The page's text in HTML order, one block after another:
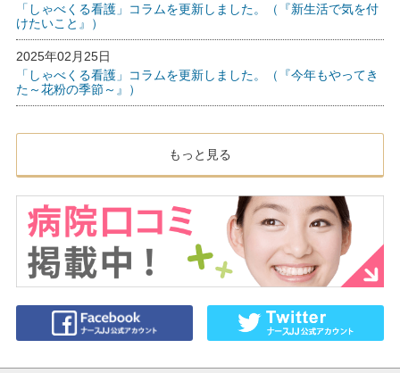
「しゃべくる看護」コラムを更新しました。（『新生活で気を付
けたいこと』）
2025年02月25日
「しゃべくる看護」コラムを更新しました。（『今年もやってき
た～花粉の季節～』）
もっと見る